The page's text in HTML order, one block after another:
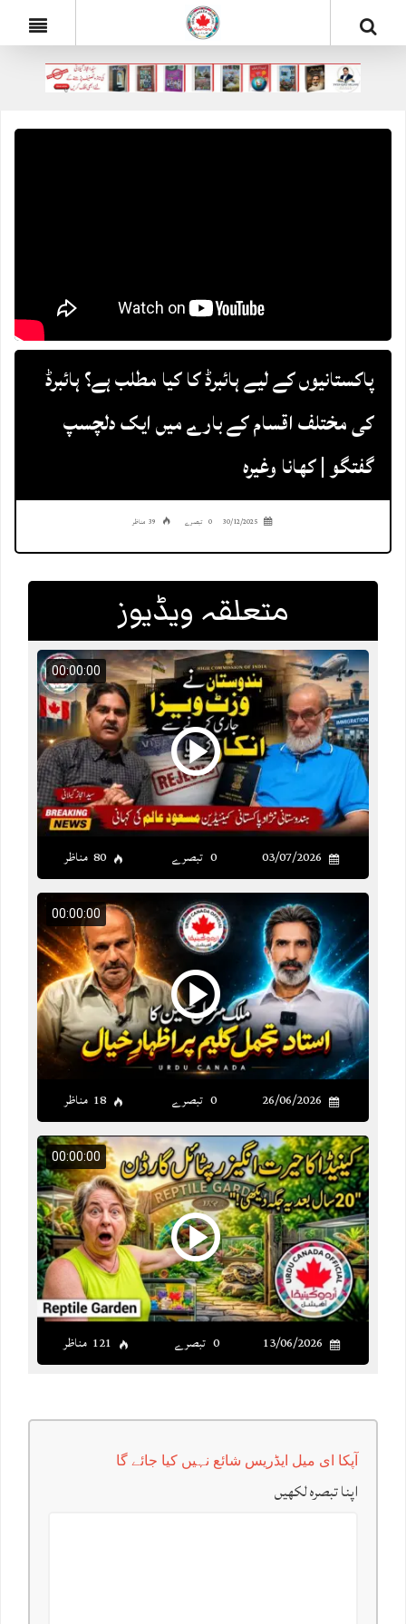
پاکستانیوں کے لیے ہائبرڈ کا کیا مطلب ہے؟ ہائبرڈ
کی مختلف اقسام کے بارے میں ایک دلچسپ
گفتگو | کھانا وغیرہ
30/12/2025 0 تبصرے 39 مناظر
متعلقہ ویڈیوز
00:00:00
03/07/2026 0 تبصرے 80 مناظر
00:00:00
26/06/2026 0 تبصرے 18 مناظر
00:00:00
13/06/2026 0 تبصرے 121 مناظر
آپکا ای میل ایڈریس شائع نہیں کیا جائے گا
اپنا تبصرہ لکھیں